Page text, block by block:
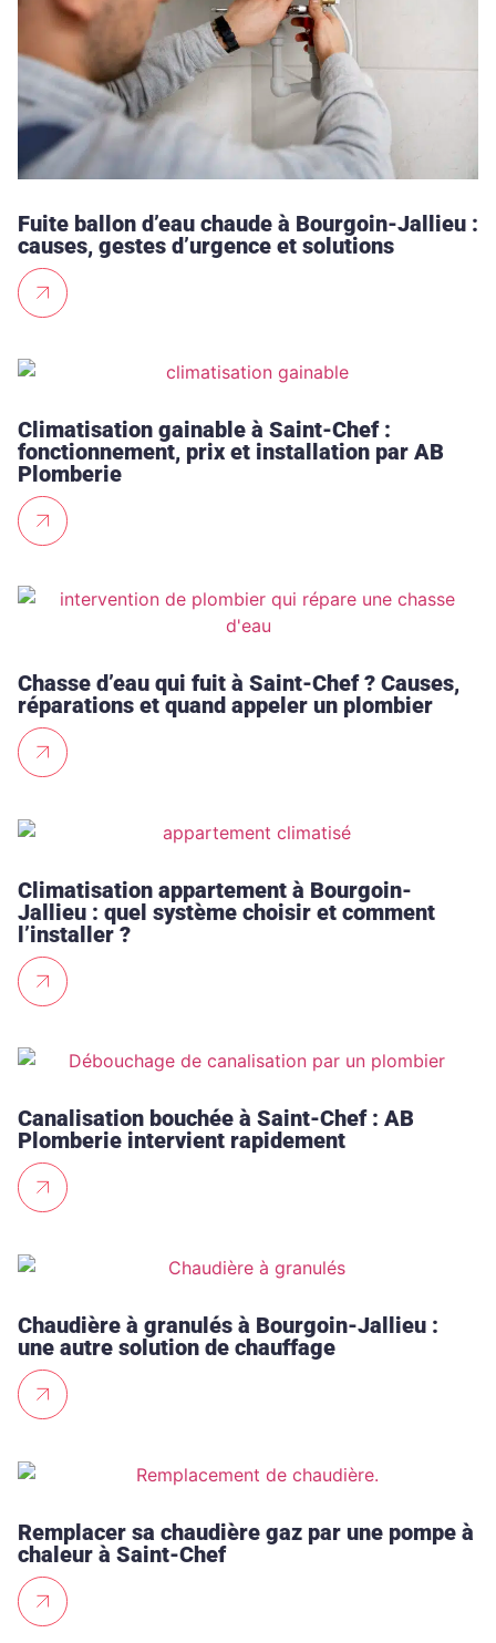
Fuite ballon d’eau chaude à Bourgoin-Jallieu :
causes, gestes d’urgence et solutions
Climatisation gainable à Saint-Chef :
fonctionnement, prix et installation par AB
Plomberie
Chasse d’eau qui fuit à Saint-Chef ? Causes,
réparations et quand appeler un plombier
Climatisation appartement à Bourgoin-
Jallieu : quel système choisir et comment
l’installer ?
Canalisation bouchée à Saint-Chef : AB
Plomberie intervient rapidement
Chaudière à granulés à Bourgoin-Jallieu :
une autre solution de chauffage
Remplacer sa chaudière gaz par une pompe à
chaleur à Saint-Chef